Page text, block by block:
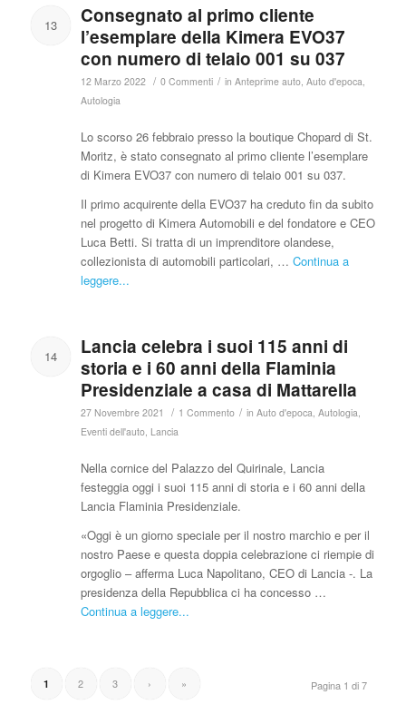
13
Consegnato al primo cliente
l’esemplare della Kimera EVO37
con numero di telaio 001 su 037
12 Marzo 2022 / 0 Commenti / in Anteprime auto, Auto d'epoca,
Autologia
Lo scorso 26 febbraio presso la boutique Chopard di St.
Moritz, è stato consegnato al primo cliente l’esemplare
di Kimera EVO37 con numero di telaio 001 su 037.
Il primo acquirente della EVO37 ha creduto fin da subito
nel progetto di Kimera Automobili e del fondatore e CEO
Luca Betti. Si tratta di un imprenditore olandese,
collezionista di automobili particolari, … Continua a
leggere...
14
Lancia celebra i suoi 115 anni di
storia e i 60 anni della Flaminia
Presidenziale a casa di Mattarella
27 Novembre 2021 / 1 Commento / in Auto d'epoca, Autologia,
Eventi dell'auto, Lancia
Nella cornice del Palazzo del Quirinale, Lancia
festeggia oggi i suoi 115 anni di storia e i 60 anni della
Lancia Flaminia Presidenziale.
«Oggi è un giorno speciale per il nostro marchio e per il
nostro Paese e questa doppia celebrazione ci riempie di
orgoglio – afferma Luca Napolitano, CEO di Lancia -. La
presidenza della Repubblica ci ha concesso …
Continua a leggere...
Pagina 1 di 7
1 2 3 › »